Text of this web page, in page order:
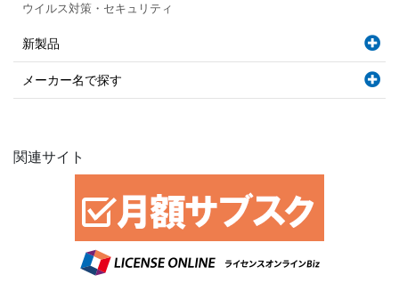
ウイルス対策・セキュリティ
新製品
メーカー名で探す
関連サイト